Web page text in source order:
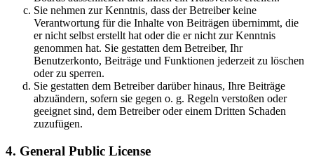
Sie nehmen zur Kenntnis, dass der Betreiber keine
Verantwortung für die Inhalte von Beiträgen übernimmt, die
er nicht selbst erstellt hat oder die er nicht zur Kenntnis
genommen hat. Sie gestatten dem Betreiber, Ihr
Benutzerkonto, Beiträge und Funktionen jederzeit zu löschen
oder zu sperren.
Sie gestatten dem Betreiber darüber hinaus, Ihre Beiträge
abzuändern, sofern sie gegen o. g. Regeln verstoßen oder
geeignet sind, dem Betreiber oder einem Dritten Schaden
zuzufügen.
4. General Public License